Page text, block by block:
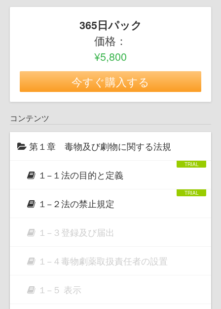
365日パック
価格：
¥5,800
今すぐ購入する
コンテンツ
第１章 毒物及び劇物に関する法規
１−１法の目的と定義
１−２法の禁止規定
１−３登録及び届出
１−４毒物劇薬取扱責任者の設置
１−５ 表示